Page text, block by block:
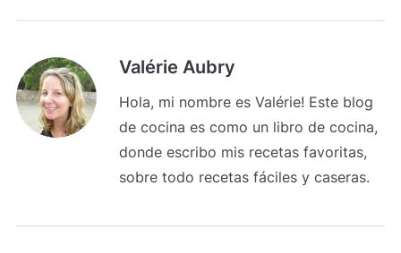
Valérie Aubry
Hola, mi nombre es Valérie! Este blog
de cocina es como un libro de cocina,
donde escribo mis recetas favoritas,
sobre todo recetas fáciles y caseras.